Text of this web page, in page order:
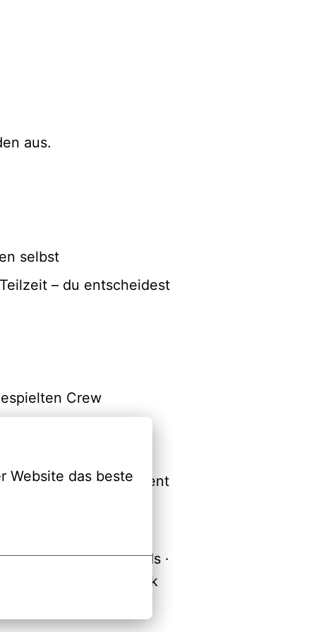
Website das beste
aus.
selbst
– du entscheidest
Crew
· Teilzeit · Werkstudent
· Stagehands ·
Events und Technik